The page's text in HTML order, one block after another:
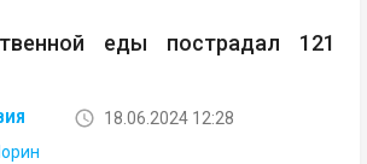
еды пострадал 121
18.06.2024 12:28